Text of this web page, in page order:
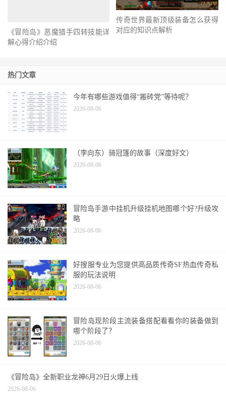
《冒险岛》恶魔猎手四转技能详
解心得介绍介绍
传奇世界最新顶级装备怎么获得
对应的知识点解析
热门文章
今年有哪些游戏值得“搬砖党”等待呢？
2026-08-06
（李向东）骑冠篷的故事（深度好文）
2026-08-06
冒险岛手游中挂机升级挂机地图哪个好?升级攻
略
2026-08-06
好搜服专业为您提供高品质传奇SF热血传奇私
服的玩法说明
2026-08-06
冒险岛现阶段主流装备搭配看看你的装备做到
哪个阶段了？
2026-08-06
《冒险岛》全新职业龙神6月29日火爆上线
2026-08-06